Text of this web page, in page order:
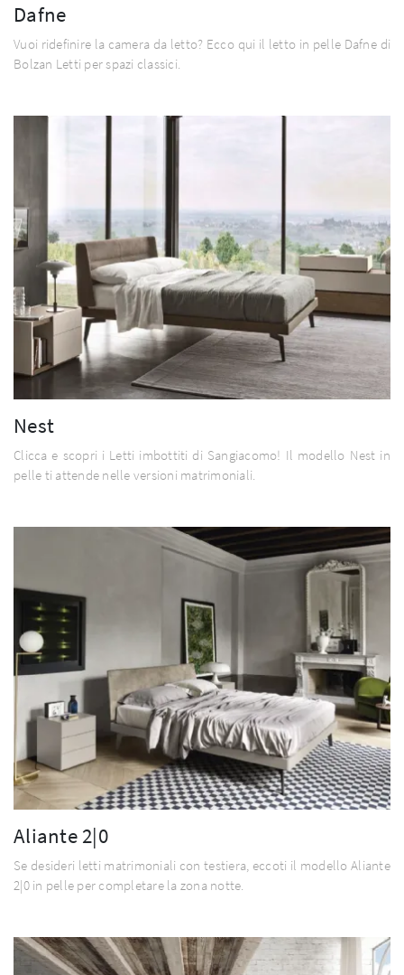
Dafne
Vuoi ridefinire la camera da letto? Ecco qui il letto in pelle Dafne di
Bolzan Letti per spazi classici.
Nest
Clicca e scopri i Letti imbottiti di Sangiacomo! Il modello Nest in
pelle ti attende nelle versioni matrimoniali.
Aliante 2|0
Se desideri letti matrimoniali con testiera, eccoti il modello Aliante
2|0 in pelle per completare la zona notte.